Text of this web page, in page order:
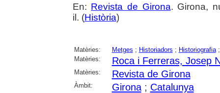
En: Revista de Girona. Girona,
il. (Història)
Matèries: Metges ; Historiadors ; Historiografia
Matèries:
Roca i Ferreras, Josep
Matèries: Revista de Girona
Àmbit: Girona; Catalunya